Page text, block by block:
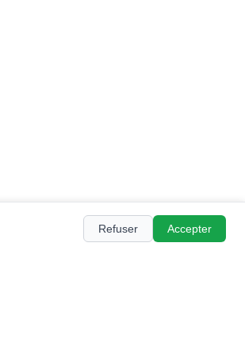
Refuser Accepter